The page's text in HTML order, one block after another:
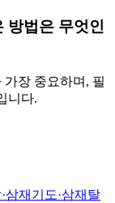
방법은 무엇인
장 중요하며, 필
니다.
삼재기도·삼재탈